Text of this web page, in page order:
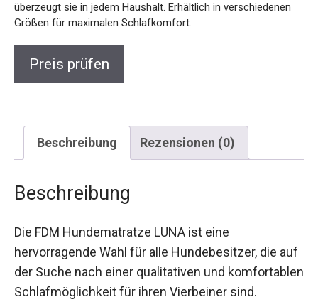
überzeugt sie in jedem Haushalt. Erhältlich in verschiedenen
Größen für maximalen Schlafkomfort.
Preis prüfen
Beschreibung Rezensionen (0)
Beschreibung
Die FDM Hundematratze LUNA ist eine
hervorragende Wahl für alle Hundebesitzer, die auf
der Suche nach einer qualitativen und komfortablen
Schlafmöglichkeit für ihren Vierbeiner sind.